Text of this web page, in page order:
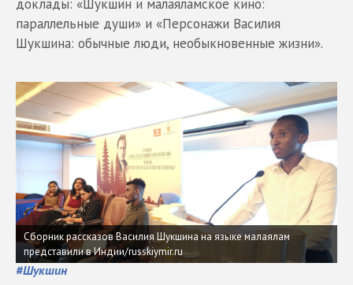
доклады: «Шукшин и малаяламское кино:
параллельные души» и «Персонажи Василия
Шукшина: обычные люди, необыкновенные жизни».
Сборник рассказов Василия Шукшина на языке малаялам
представили в Индии/russkiymir.ru
#Шукшин